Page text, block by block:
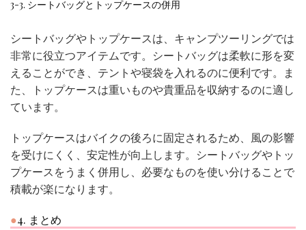
3-3. シートバッグとトップケースの併用
シートバッグやトップケースは、キャンプツーリングでは
非常に役立つアイテムです。シートバッグは柔軟に形を変
えることができ、テントや寝袋を入れるのに便利です。ま
た、トップケースは重いものや貴重品を収納するのに適し
ています。
トップケースはバイクの後ろに固定されるため、風の影響
を受けにくく、安定性が向上します。シートバッグやトッ
プケースをうまく併用し、必要なものを使い分けることで
積載が楽になります。
4. まとめ